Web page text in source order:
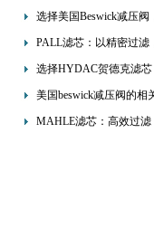
选择美国Beswick减压阀
提升流体系统效率
PALL滤芯：以精密过滤
为工业流体筑起“隐形安全
选择HYDAC贺德克滤芯
享受精准过滤与稳定性
美国beswick减压阀的相
知识
MAHLE滤芯：高效过滤